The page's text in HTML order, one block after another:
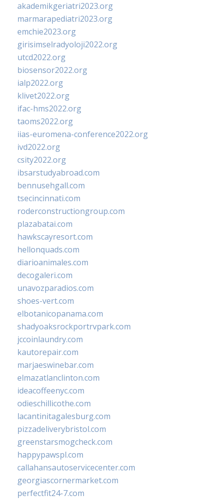
akademikgeriatri2023.org
marmarapediatri2023.org
emchie2023.org
girisimselradyoloji2022.org
utcd2022.org
biosensor2022.org
ialp2022.org
klivet2022.org
ifac-hms2022.org
taoms2022.org
iias-euromena-conference2022.org
ivd2022.org
csity2022.org
ibsarstudyabroad.com
bennusehgall.com
tsecincinnati.com
roderconstructiongroup.com
plazabatai.com
hawkscayresort.com
hellonquads.com
diarioanimales.com
decogaleri.com
unavozparadios.com
shoes-vert.com
elbotanicopanama.com
shadyoaksrockportrvpark.com
jccoinlaundry.com
kautorepair.com
marjaeswinebar.com
elmazatlanclinton.com
ideacoffeenyc.com
odieschillicothe.com
lacantinitagalesburg.com
pizzadeliverybristol.com
greenstarsmogcheck.com
happypawspl.com
callahansautoservicecenter.com
georgiascornermarket.com
perfectfit24-7.com